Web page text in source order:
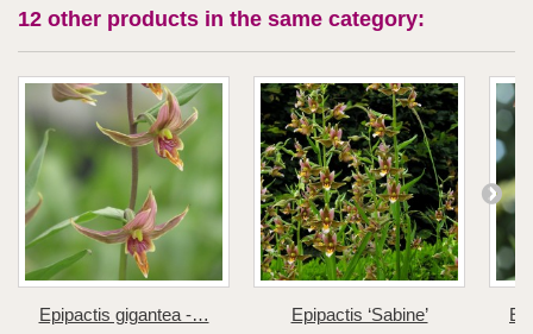
12 other products in the same category:
Epipactis gigantea -… Epipactis ‘Sabine’